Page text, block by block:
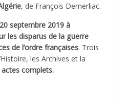
, de François Demerliac.
septembre 2019 à
les disparus de la guerre
de l’ordre françaises. Trois
les Archives et la
actes complets.